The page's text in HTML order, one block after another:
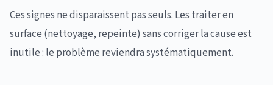
Ces signes ne disparaissent pas seuls. Les traiter en
surface (nettoyage, repeinte) sans corriger la cause est
inutile : le problème reviendra systématiquement.